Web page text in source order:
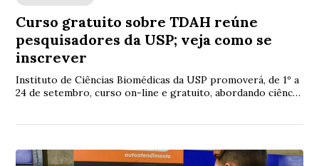
Curso gratuito sobre TDAH reúne
pesquisadores da USP; veja como se
inscrever
Instituto de Ciências Biomédicas da USP promoverá, de 1º a
24 de setembro, curso on-line e gratuito, abordando ciência,